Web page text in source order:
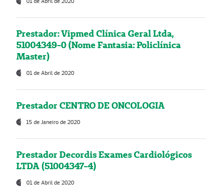
Prestador: Vipmed Clínica Geral Ltda,
51004349-0 (Nome Fantasia: Policlínica
Master)
01 de Abril de 2020
Prestador CENTRO DE ONCOLOGIA
15 de Janeiro de 2020
Prestador Decordis Exames Cardiológicos
LTDA (51004347-4)
01 de Abril de 2020